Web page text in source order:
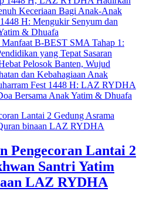
Keceriaan Bagi Anak-Anak
H: Mengukir Senyum dan
& Dhuafa
Manfaat B-BEST SMA Tahap 1:
yang Tepat Sasaran
Pelosok Banten, Wujud
dan Kebahagiaan Anak
Fest 1448 H: LAZ RYDHA
Bersama Anak Yatim & Dhuafa
Pengecoran Lantai 2
Santri Yatim
LAZ RYDHA